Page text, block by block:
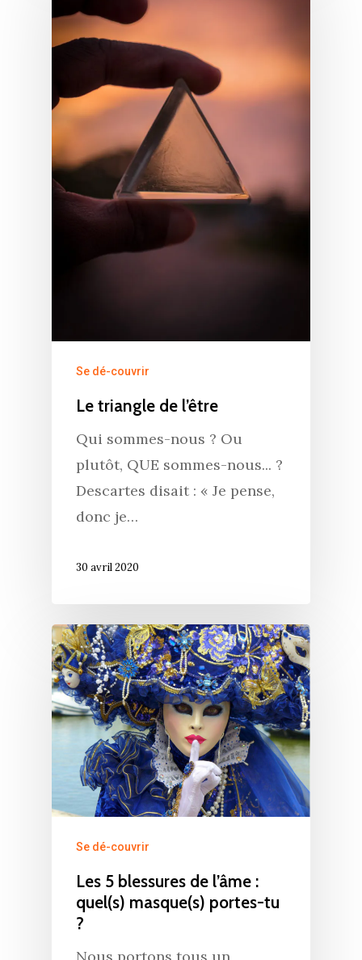
Se dé-couvrir
Le triangle de l’être
Qui sommes-nous ? Ou
plutôt, QUE sommes-nous... ?
Descartes disait : « Je pense,
donc je…
30 avril 2020
Se dé-couvrir
Les 5 blessures de l’âme :
quel(s) masque(s) portes-tu
?
Nous portons tous un